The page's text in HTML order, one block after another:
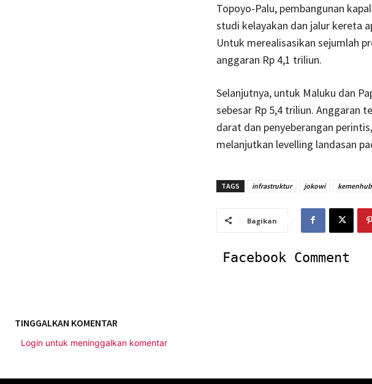
Topoyo-Palu, pembangunan
studi kelayakan dan jalur kereta
Untuk merealisasikan sejumlah
anggaran Rp 4,1 triliun.
Selanjutnya, untuk Maluku dan
sebesar Rp 5,4 triliun. Anggaran
darat dan penyeberangan
melanjutkan levelling landasan
TAGS infrastruktur jokowi kemenhub
Bagikan
Facebook Comment
TINGGALKAN KOMENTAR
Login untuk meninggalkan komentar